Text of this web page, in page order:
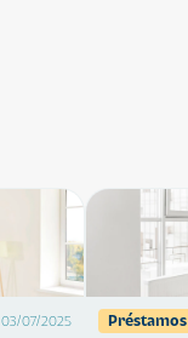
03/07/2025 Préstamos